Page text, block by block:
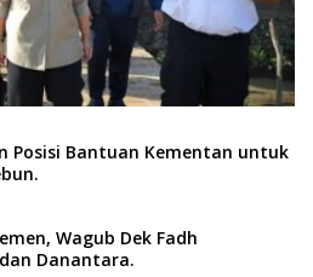
Posisi Bantuan Kementan untuk
Wagub Dek Fadh
Danantara.